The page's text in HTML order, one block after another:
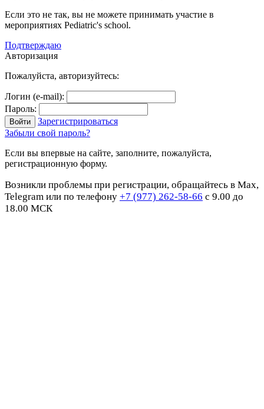
Если это не так, вы не можете принимать участие в
мероприятиях Pediatric's school.
Подтверждаю
Авторизация
Пожалуйста, авторизуйтесь:
Логин (e-mail):
Пароль:
Зарегистрироваться
Забыли свой пароль?
Если вы впервые на сайте, заполните, пожалуйста,
регистрационную форму.
Возникли проблемы при регистрации, обращайтесь в Max,
Telegram или по телефону +7 (977) 262-58-66 с 9.00 до
18.00 МСК